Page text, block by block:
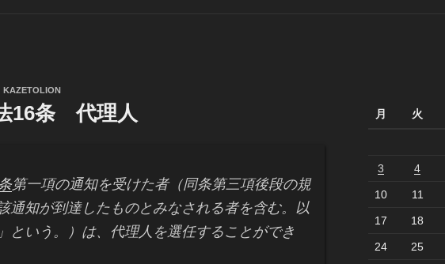
KAZETOLION
16条 代理人
第一項の通知を受けた者（同条第三項後段の規
通知が到達したものとみなされる者を含む。以
という。）は、代理人を選任することができ
月 火
3 4
10 11
17 18
24 25